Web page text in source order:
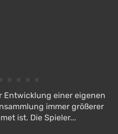
Entwicklung einer eigenen
immer größerer
ist. Die Spieler...